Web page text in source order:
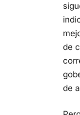
de
de